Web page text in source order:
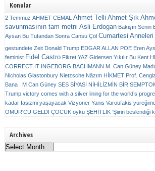
Konular
2 Temmuz AHMET CEMAL Ahmet Telli Ahmet Şık
savunmasının tam metni Asli Erdogan Bakişın Senin
Aysan Bu Tufandan Sonra Cansu Çöl Cumartesi Anneleri
gestundete Zeit Donald Trump EDGAR ALLAN POE Eren
feminist Fidel Castro Fikret YAZ Gidersen Yıkılır Bu Kent
CORRECT IT INGEBORG BACHMANN M. Can Güney
Nicholas Glastonbury Nietzsche Nâzım HİKMET Prof.
Bana . M Can Güney SES SİYASİ NİHİLİZMİN BİR
Trump victory comes with a silver lining for the world’s
kadar faşizmi yaşayacak Vizyoner Yanis Varoufakis
ÖMÜR'CÜ GELDİ ÇOCUK öykü ŞEHİTLİK ‘Şiirin beslendiği
Archives
Archives